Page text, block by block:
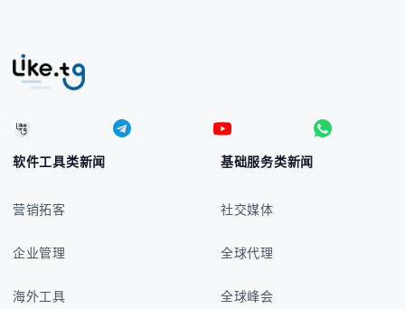
软件工具类新闻
营销拓客
企业管理
海外工具
基础服务类新闻
社交媒体
全球代理
全球峰会